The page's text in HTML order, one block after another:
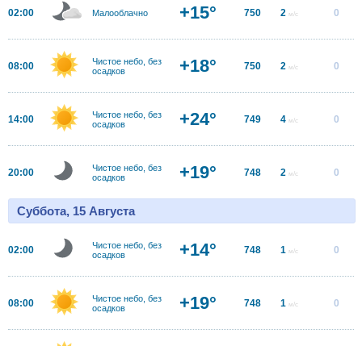
02:00 Малооблачно +15° 750 2 м/с 0
08:00
Чистое небо, без
осадков
+18° 750 2 м/с 0
14:00
Чистое небо, без
осадков
+24° 749 4 м/с 0
20:00
Чистое небо, без
осадков
+19° 748 2 м/с 0
Суббота, 15 Августа
02:00
Чистое небо, без
осадков
+14° 748 1 м/с 0
08:00
Чистое небо, без
осадков
+19° 748 1 м/с 0